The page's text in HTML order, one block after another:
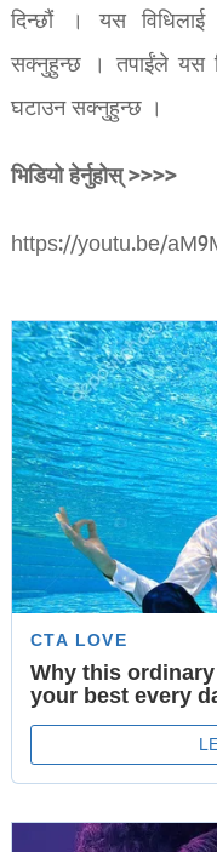
दिन्छौं । यस विधिलाई
सक्नुहुन्छ । तपाईंले यस
घटाउन सक्नुहुन्छ ।
भिडियो हेर्नुहोस् >>>>
https://youtu.be/